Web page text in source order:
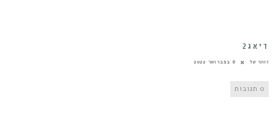
דיאג2
זוהר טל 8 בפברואר 2022
0 תגובות